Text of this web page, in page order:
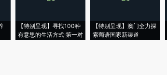
【特别呈现】寻找100种
有意思的生活方式·第一对
【特别呈现】澳门全力探
索葡语国家新渠道